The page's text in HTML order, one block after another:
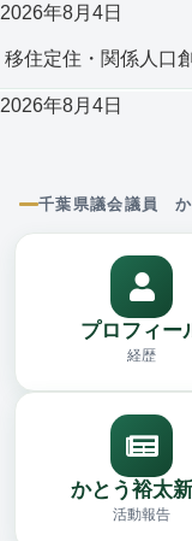
2026年8月4日
移住定住・関係人口
2026年8月4日
千葉県議会議員 か
プロフィー
経歴
かとう裕太
活動報告